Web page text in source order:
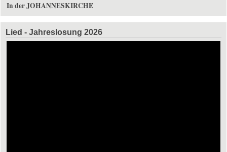
In der JOHANNESKIRCHE
Lied - Jahreslosung 2026